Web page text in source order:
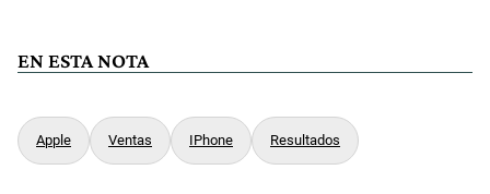
EN ESTA NOTA
Apple Ventas IPhone Resultados